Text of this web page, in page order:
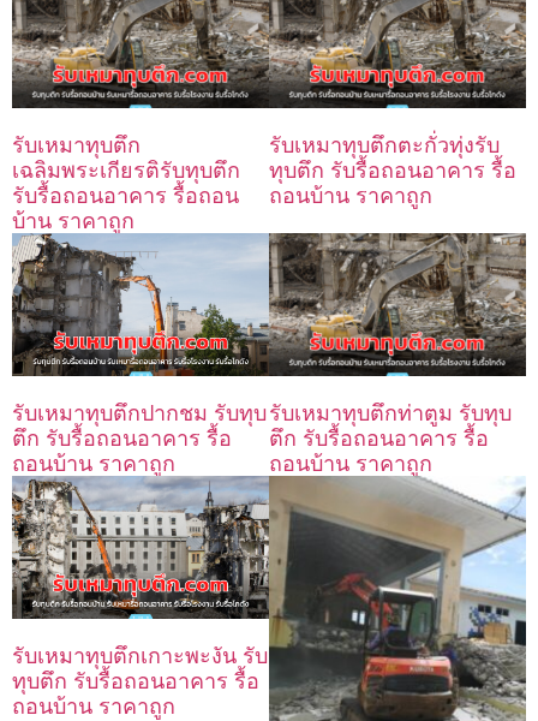
รับเหมาทุบตึก
เฉลิมพระเกียรติรับทุบตึก
รับรื้อถอนอาคาร รื้อถอน
บ้าน ราคาถูก
รับเหมาทุบตึกตะกั่วทุ่งรับ
ทุบตึก รับรื้อถอนอาคาร รื้อ
ถอนบ้าน ราคาถูก
รับเหมาทุบตึกปากชม รับทุบ
ตึก รับรื้อถอนอาคาร รื้อ
ถอนบ้าน ราคาถูก
รับเหมาทุบตึกท่าตูม รับทุบ
ตึก รับรื้อถอนอาคาร รื้อ
ถอนบ้าน ราคาถูก
รับเหมาทุบตึกเกาะพะงัน รับ
ทุบตึก รับรื้อถอนอาคาร รื้อ
ถอนบ้าน ราคาถูก